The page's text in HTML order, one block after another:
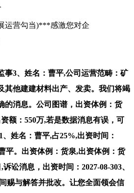
运营勾当)***感激您对企
3、姓名：曹平,公司运营范畴：矿
其他建建材料出产、发卖。我们将竭
的消息。公司图谱，出资体例：货
额：550万,若是数据消息有误，可
姓名：曹平,占25%,出资时间：
平。出资体例：货泉,出资体例：货
讼消息，出资时间：2027-08-303、
赐与解答并批改。让您全面领会信